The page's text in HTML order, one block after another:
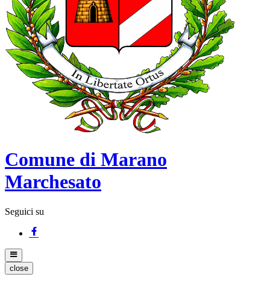
Comune di Marano
Marchesato
Seguici su
close